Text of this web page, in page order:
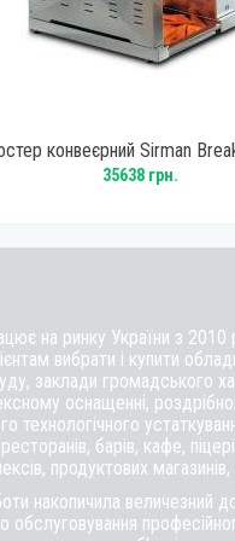
конвеєрний Sirman
35638 грн.
на ринку України з
вибрати і купити
, заклади громадського
оснащенні,
технологічного
барів, кафе,
продуктових
накопичила величезний
обслуговування